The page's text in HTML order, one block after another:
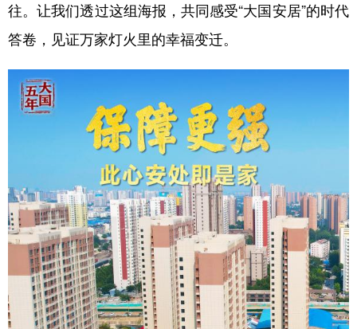
彩票 娱乐 时尚 悦读
公益 一带一路 亚太网
文化产业
天津 河北
辽宁 吉林 上海 江苏
浙江 安徽 福建 江西
山东 河南 湖北 湖南
广东 广西 海南 重庆
往。让我们透过这组海报，共同感受“大国安居”的时代
答卷，见证万家灯火里的幸福变迁。